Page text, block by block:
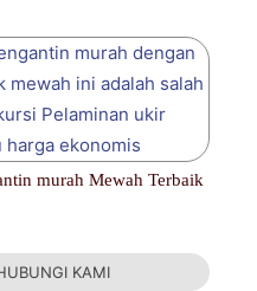
murah Mewah Terbaik
KAMI